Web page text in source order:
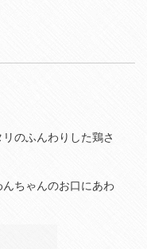
のふんわりした鶏さ
ちゃんのお口にあわ